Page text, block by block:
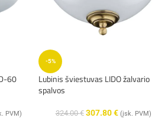
60
PVM)
-5%
Lubinis šviestuvas LIDO žalvario
spalvos
324.00€ 307.80€ (įsk. PVM)